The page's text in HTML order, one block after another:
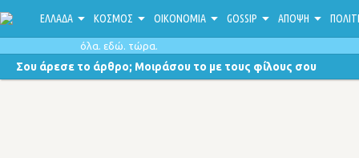
ΕΛΛΑΔΑ ΚΟΣΜΟΣ ΟΙΚΟΝΟΜΙΑ GOSSIP ΑΠΟΨΗ
όλα. εδώ. τώρα.
Σου άρεσε το άρθρο; Μοιράσου το με τους φίλους σου